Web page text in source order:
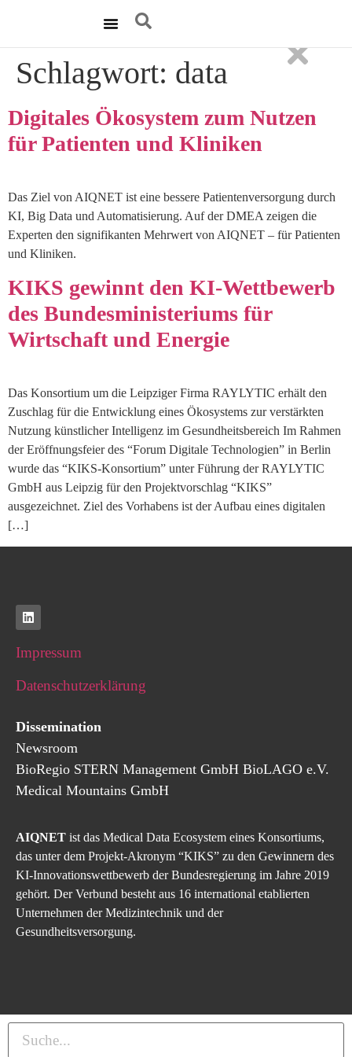
Schlagwort: data
Digitales Ökosystem zum Nutzen
für Patienten und Kliniken
Das Ziel von AIQNET ist eine bessere Patientenversorgung durch
KI, Big Data und Automatisierung. Auf der DMEA zeigen die
Experten den signifikanten Mehrwert von AIQNET – für Patienten
und Kliniken.
KIKS gewinnt den KI-Wettbewerb
des Bundesministeriums für
Wirtschaft und Energie
Das Konsortium um die Leipziger Firma RAYLYTIC erhält den
Zuschlag für die Entwicklung eines Ökosystems zur verstärkten
Nutzung künstlicher Intelligenz im Gesundheitsbereich Im Rahmen
der Eröffnungsfeier des “Forum Digitale Technologien” in Berlin
wurde das “KIKS-Konsortium” unter Führung der RAYLYTIC
GmbH aus Leipzig für den Projektvorschlag “KIKS”
ausgezeichnet. Ziel des Vorhabens ist der Aufbau eines digitalen
[…]
Impressum
Datenschutzerklärung
Dissemination
Newsroom
BioRegio STERN Management GmbH BioLAGO e.V.
Medical Mountains GmbH
AIQNET ist das Medical Data Ecosystem eines Konsortiums,
das unter dem Projekt-Akronym “KIKS” zu den Gewinnern des
KI-Innovationswettbewerb der Bundesregierung im Jahre 2019
gehört. Der Verbund besteht aus 16 international etablierten
Unternehmen der Medizintechnik und der
Gesundheitsversorgung.